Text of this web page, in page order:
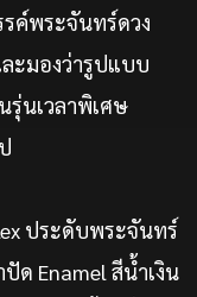
ค์พระจันทร์ดวง
ะมองว่ารูปแบบ
รุ่นเวลาพิเศษ
ประดับพระจันทร์
ด Enamel สีน้ำเงิน